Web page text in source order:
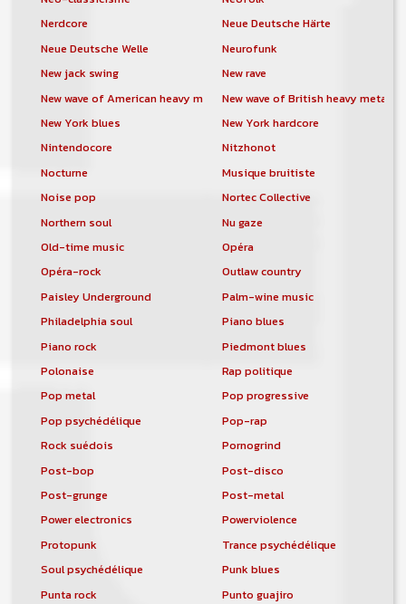
Nerdcore
Neue Deutsche Härte
Neue Deutsche Welle
Neurofunk
New jack swing
New rave
New wave of American heavy metalNew wave of British heavy metal
New York blues
New York hardcore
Nintendocore
Nitzhonot
Nocturne
Musique bruitiste
Noise pop
Nortec Collective
Northern soul
Nu gaze
Old-time music
Opéra
Opéra-rock
Outlaw country
Paisley Underground
Palm-wine music
Philadelphia soul
Piano blues
Piano rock
Piedmont blues
Polonaise
Rap politique
Pop metal
Pop progressive
Pop psychédélique
Pop-rap
Rock suédois
Pornogrind
Post-bop
Post-disco
Post-grunge
Post-metal
Power electronics
Powerviolence
Protopunk
Trance psychédélique
Soul psychédélique
Punk blues
Punta rock
Punto guajiro